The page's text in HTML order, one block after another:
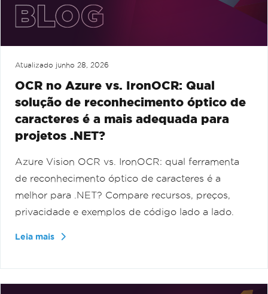
Atualizado junho 28, 2026
OCR no Azure vs. IronOCR: Qual
solução de reconhecimento óptico de
caracteres é a mais adequada para
projetos .NET?
Azure Vision OCR vs. IronOCR: qual ferramenta
de reconhecimento óptico de caracteres é a
melhor para .NET? Compare recursos, preços,
privacidade e exemplos de código lado a lado.
Leia mais